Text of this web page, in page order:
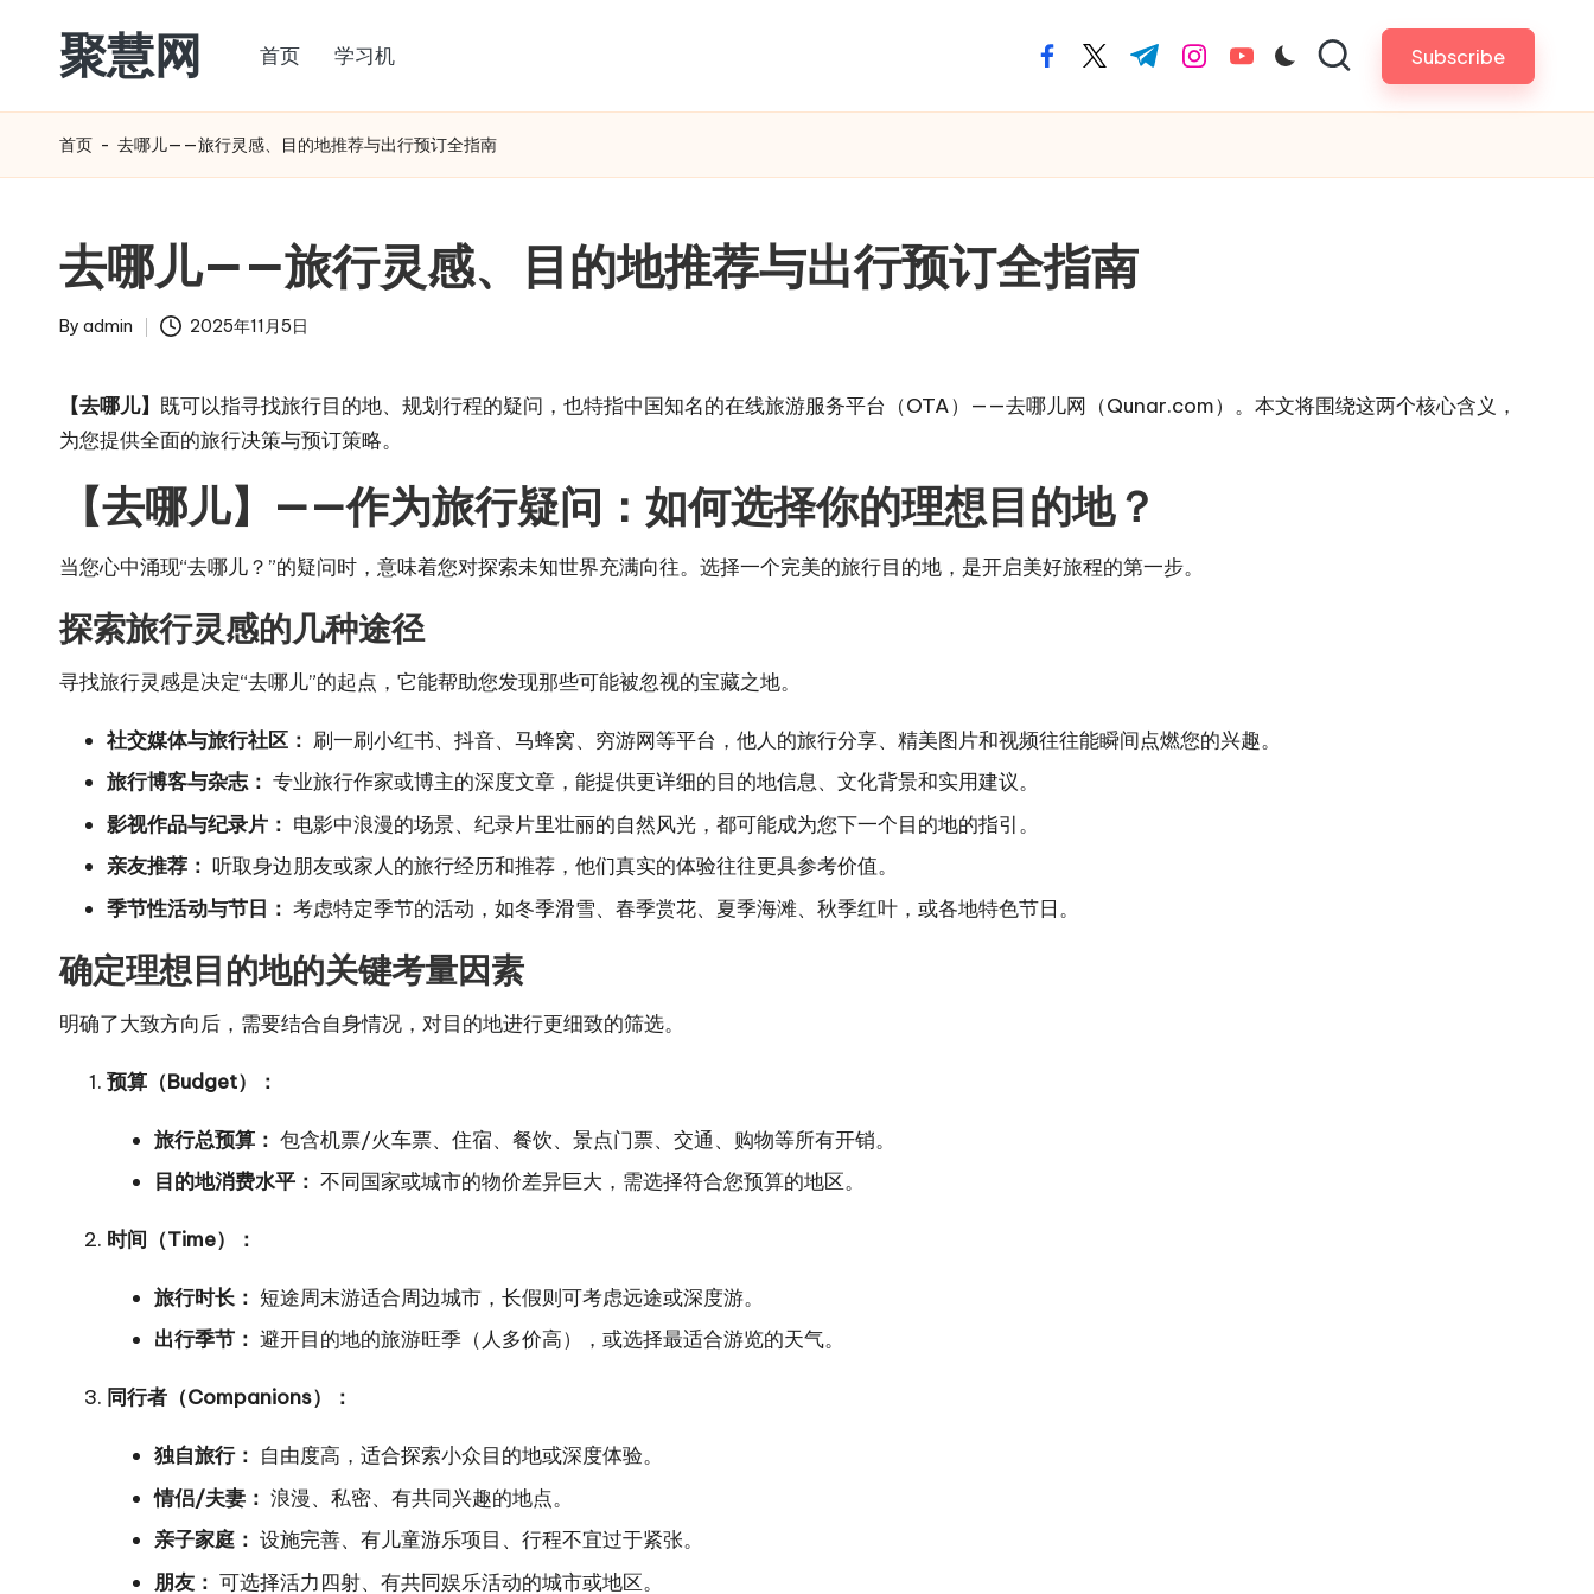
content
聚慧网 首页 学习机 facebook.com
twitter.com
t.me instagram.com
youtube.com Subscribe
首页 - 去哪儿——旅行灵感、目的地推荐与出行预订全指南
去哪儿——旅行灵感、目的地推荐与出行预订全指南
Posted
By admin 2025年11月5日
【去哪儿】 既可以指寻找旅行目的地、规划行程的疑问，也特指中国知名的在线旅游服务平台（OTA）——去哪儿网（Qunar.com）。本文将围绕这两个核心含义，
为您提供全面的旅行决策与预订策略。
【去哪儿】——作为旅行疑问：如何选择你的理想目的地？
当您心中涌现“去哪儿？”的疑问时，意味着您对探索未知世界充满向往。选择一个完美的旅行目的地，是开启美好旅程的第一步。
探索旅行灵感的几种途径
寻找旅行灵感是决定“去哪儿”的起点，它能帮助您发现那些可能被忽视的宝藏之地。
社交媒体与旅行社区： 刷一刷小红书、抖音、马蜂窝、穷游网等平台，他人的旅行分享、精美图片和视频往往能瞬间点燃您的兴趣。
旅行博客与杂志： 专业旅行作家或博主的深度文章，能提供更详细的目的地信息、文化背景和实用建议。
影视作品与纪录片： 电影中浪漫的场景、纪录片里壮丽的自然风光，都可能成为您下一个目的地的指引。
亲友推荐： 听取身边朋友或家人的旅行经历和推荐，他们真实的体验往往更具参考价值。
季节性活动与节日： 考虑特定季节的活动，如冬季滑雪、春季赏花、夏季海滩、秋季红叶，或各地特色节日。
确定理想目的地的关键考量因素
明确了大致方向后，需要结合自身情况，对目的地进行更细致的筛选。
预算（Budget）：
旅行总预算： 包含机票/火车票、住宿、餐饮、景点门票、交通、购物等所有开销。
目的地消费水平： 不同国家或城市的物价差异巨大，需选择符合您预算的地区。
时间（Time）：
旅行时长： 短途周末游适合周边城市，长假则可考虑远途或深度游。
出行季节： 避开目的地的旅游旺季（人多价高），或选择最适合游览的天气。
同行者（Companions）：
独自旅行： 自由度高，适合探索小众目的地或深度体验。
情侣/夫妻： 浪漫、私密、有共同兴趣的地点。
亲子家庭： 设施完善、有儿童游乐项目、行程不宜过于紧张。
朋友： 可选择活力四射、有共同娱乐活动的城市或地区。